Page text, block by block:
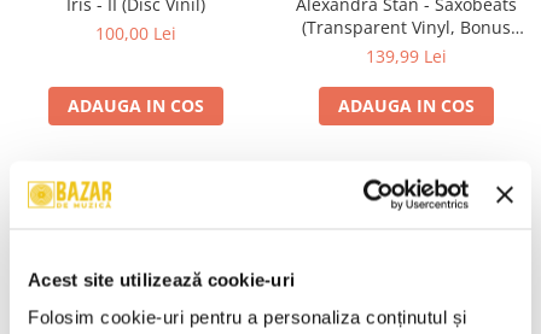
Acest site utilizează cookie-uri
Folosim cookie-uri pentru a personaliza conținutul și
100,00 Lei
ADAUGA IN COS
(Transparent Vinyl, Bonus
Tracks) ) (Disc Vinil)
139,99 Lei
ADAUGA IN COS
Unknown Artist - Povești ,
(Casetă Audio)
ADAUGA IN COS
Genesis - We Can't Dance,
(CD)